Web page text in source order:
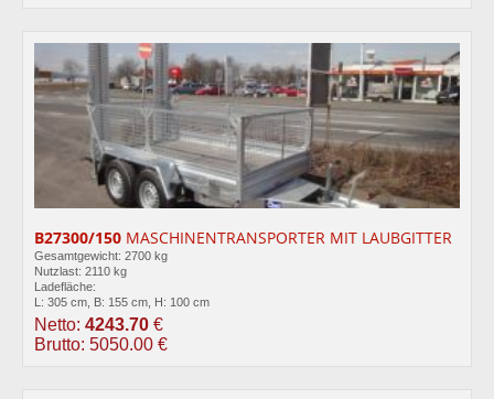
B27300/150 MASCHINENTRANSPORTER MIT LAUBGITTER
Gesamtgewicht: 2700 kg
Nutzlast: 2110 kg
Ladefläche:
L: 305 cm, B: 155 cm, H: 100 cm
Netto: 4243.70 €
Brutto: 5050.00 €